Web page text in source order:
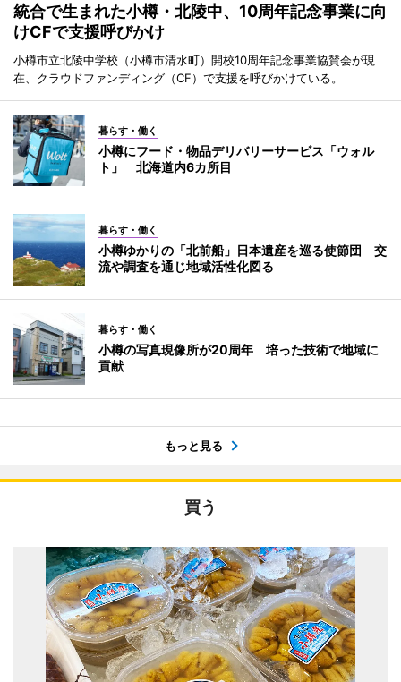
統合で生まれた小樽・北陵中、10周年記念事業に向
けCFで支援呼びかけ
小樽市立北陵中学校（小樽市清水町）開校10周年記念事業協賛会が現
在、クラウドファンディング（CF）で支援を呼びかけている。
暮らす・働く
小樽にフード・物品デリバリーサービス「ウォル
ト」 北海道内6カ所目
暮らす・働く
小樽ゆかりの「北前船」日本遺産を巡る使節団 交
流や調査を通じ地域活性化図る
暮らす・働く
小樽の写真現像所が20周年 培った技術で地域に
貢献
もっと見る
買う